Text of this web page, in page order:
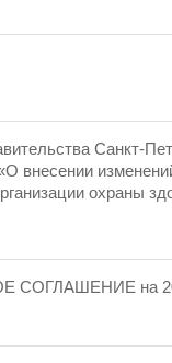
Санкт-
внесении
охраны
СОГЛАШЕНИЕ на